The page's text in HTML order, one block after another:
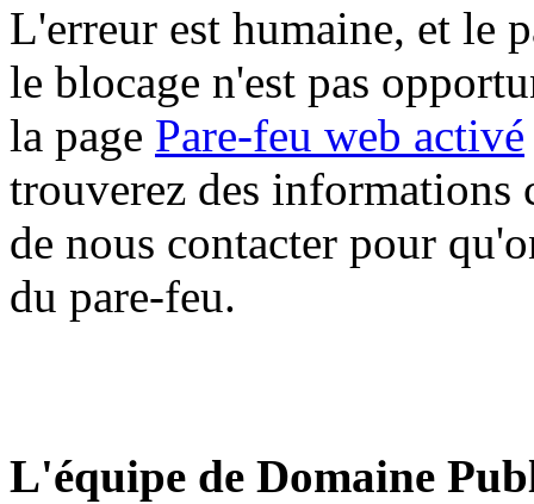
L'erreur est humaine, et le
le blocage n'est pas
la page Pare-feu web activé
trouverez des informations
de nous contacter pour
du pare-feu.
L'équipe de Domaine